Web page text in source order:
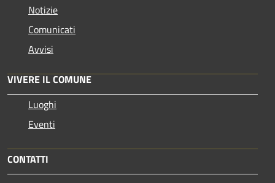
Notizie
Comunicati
Avvisi
VIVERE IL COMUNE
Luoghi
Eventi
CONTATTI